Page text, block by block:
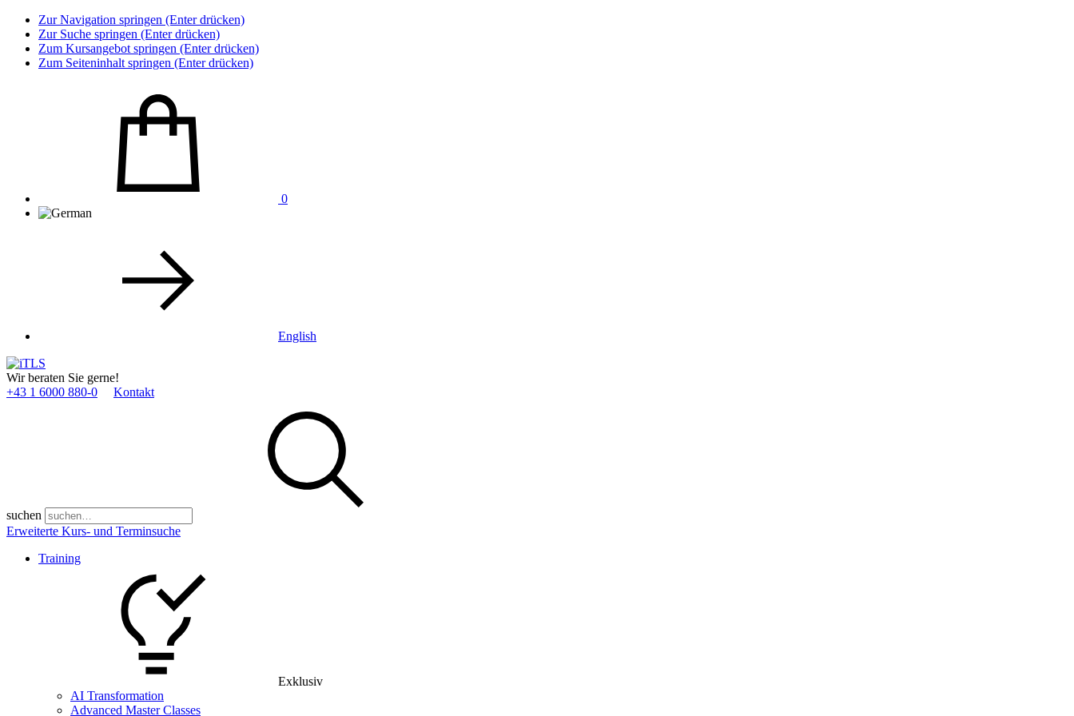
Zur Navigation springen (Enter drücken)
Zur Suche springen (Enter drücken)
Zum Kursangebot springen (Enter drücken)
Zum Seiteninhalt springen (Enter drücken)
0
English
Wir beraten Sie gerne!
+43 1 6000 880­-0
Kontakt
suchen
Erweiterte Kurs- und Terminsuche
Training
Exklusiv
AI Transformation
Advanced Master Classes